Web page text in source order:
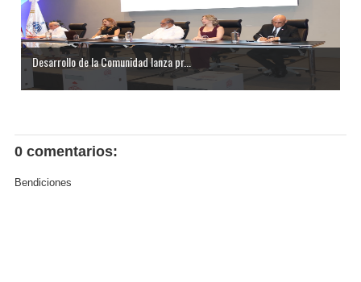
Desarrollo de la Comunidad lanza pr...
0 comentarios:
Bendiciones